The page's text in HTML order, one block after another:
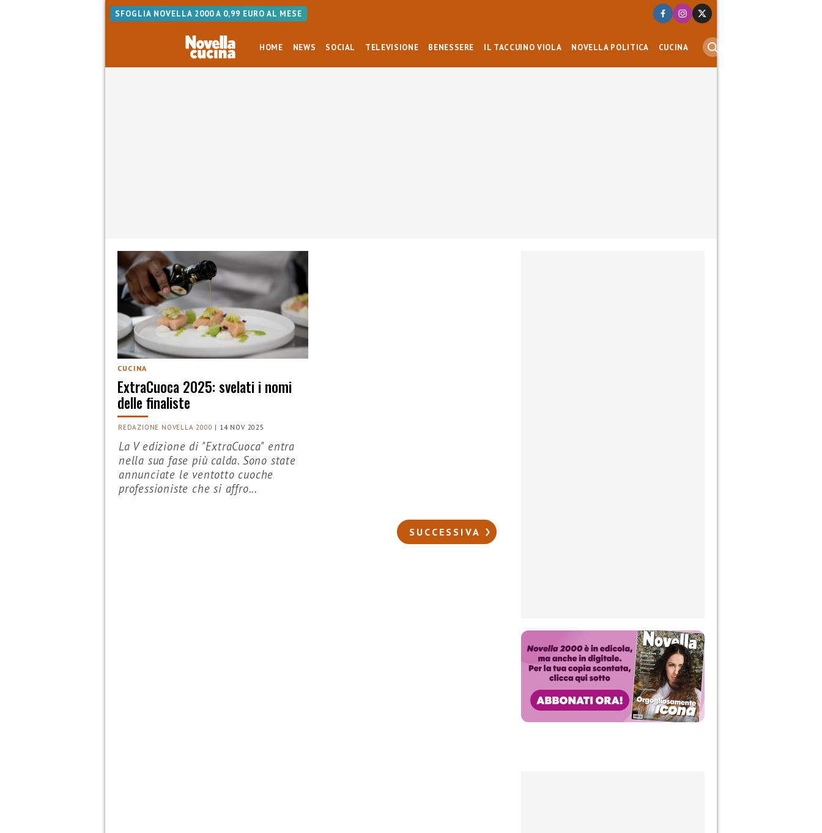
SFOGLIA NOVELLA 2000 A 0,99 EURO AL MESE
HOME NEWS SOCIAL TELEVISIONE BENESSERE IL TACCUINO VIOLA NOVELLA POLITICA CUCINA
CUCINA
ExtraCuoca 2025: svelati i nomi
delle finaliste
REDAZIONE NOVELLA 2000 | 14 NOV 2025
La V edizione di "ExtraCuoca" entra
nella sua fase più calda. Sono state
annunciate le ventotto cuoche
professioniste che si affro...
SUCCESSIVA